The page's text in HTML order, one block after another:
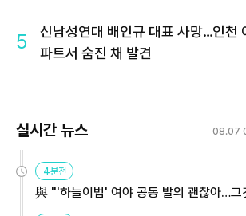
5
신남성연대 배인규 대표 사망…인천
파트서 숨진 채 발견
실시간 뉴스 08.07
4분전
與 "'하늘이법' 여야 공동 발의 괜찮아…그